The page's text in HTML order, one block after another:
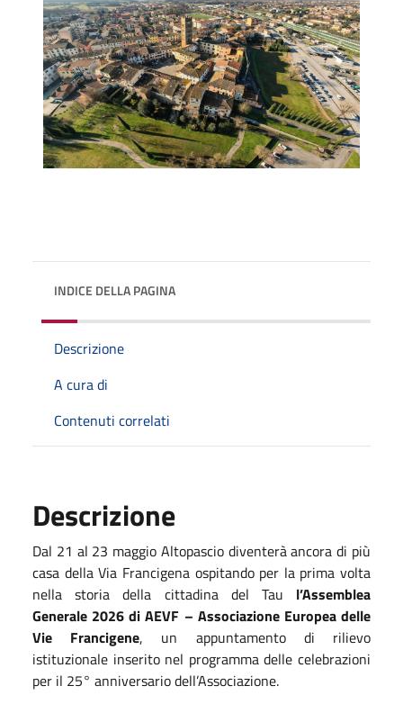
INDICE DELLA PAGINA
Descrizione
A cura di
Contenuti correlati
Descrizione
Dal 21 al 23 maggio Altopascio diventerà ancora di più
casa della Via Francigena ospitando per la prima volta
nella storia della cittadina del Tau l’Assemblea
Generale 2026 di AEVF – Associazione Europea delle
Vie Francigene, un appuntamento di rilievo
istituzionale inserito nel programma delle celebrazioni
per il 25° anniversario dell’Associazione.